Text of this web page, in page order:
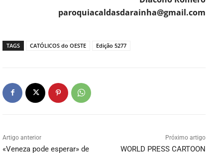
paroquiacaldasdarainha@gmail.com
TAGS CATÓLICOS do OESTE Edição 5277
Artigo anterior
«Veneza pode esperar» de
Próximo artigo
WORLD PRESS CARTOON